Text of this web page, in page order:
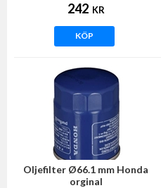
242 KR
KÖP
Oljefilter Ø66.1 mm Honda
orginal